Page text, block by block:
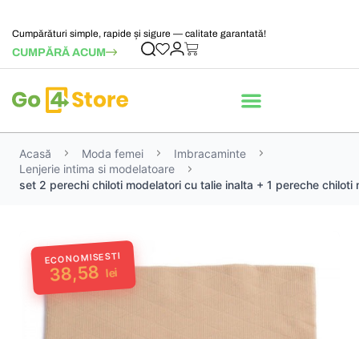
Cumpărături simple, rapide și sigure — calitate garantată!
CUMPĂRĂ ACUM
Acasă Moda femei
Imbracaminte
Lenjerie intima si modelatoare
set 2 perechi chiloti modelatori cu talie inalta + 1 pereche chiloti
ECONOMISESTI
38,58 lei